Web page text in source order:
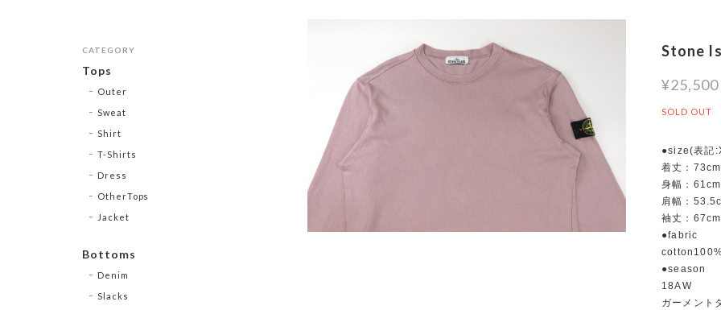
Stone
¥25,500
SOLD OUT
●size(表記
着丈：73cm
身幅：61cm
肩幅：
袖丈：67cm
●fabric
●season
18AW
ガーメント
CATEGORY
Tops
Outer
Sweat
Shirt
T-Shirts
Dress
OtherTops
Jacket
Bottoms
Denim
Slacks